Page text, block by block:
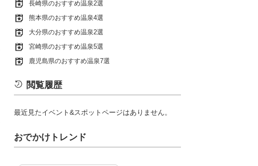
長崎県のおすすめ温泉2選
熊本県のおすすめ温泉4選
大分県のおすすめ温泉2選
宮崎県のおすすめ温泉5選
鹿児島県のおすすめ温泉7選
閲覧履歴
最近見たイベント&スポットページはありません。
おでかけトレンド